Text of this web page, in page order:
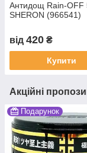
Антидощ Rain-OFF
SHERON (966541)
від 420 ₴
Купити
Акційні
Подарунок